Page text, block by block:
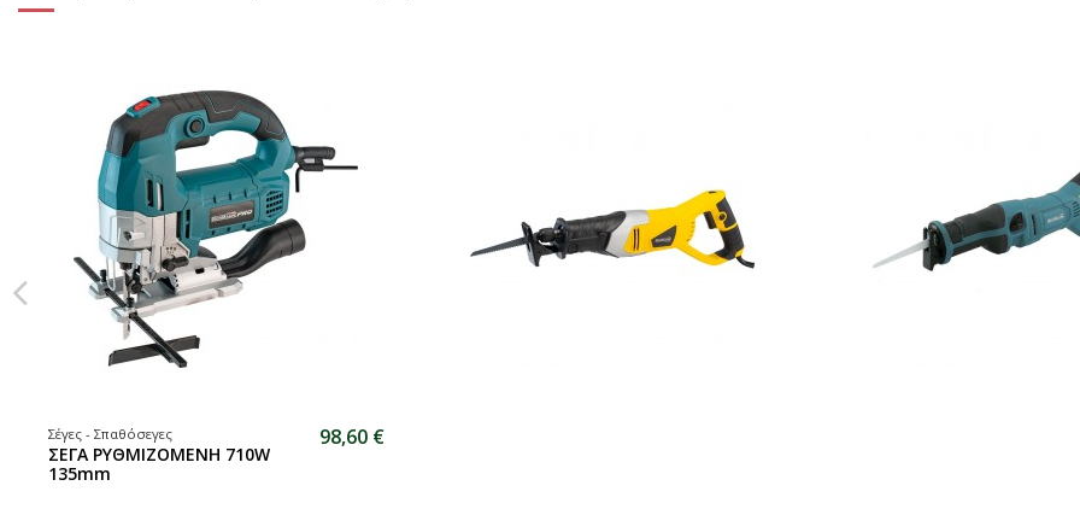
Σέγες - Σπαθόσεγες
ΣΕΓΑ ΡΥΘΜΙΖΟΜΕΝΗ 710W
135mm
98,60 €